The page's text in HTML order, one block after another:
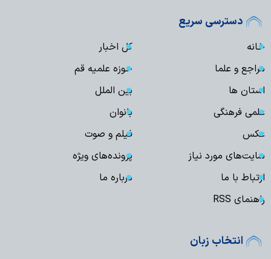
دسترسی سریع
خانه
کل اخبار
مراجع و علما
حوزه علمیه قم
استان ها
بین الملل
علمی فرهنگی
بانوان
عکس
فیلم و صوت
سایت‌های مورد نیاز
پرونده‌های ویژه
ارتباط با ما
درباره ما
راهنمای RSS
انتخاب زبان